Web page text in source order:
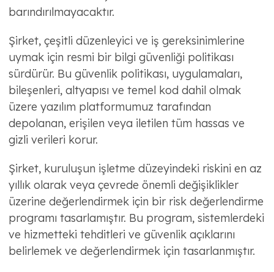
barındırılmayacaktır.
Şirket, çeşitli düzenleyici ve iş gereksinimlerine
uymak için resmi bir bilgi güvenliği politikası
sürdürür. Bu güvenlik politikası, uygulamaları,
bileşenleri, altyapısı ve temel kod dahil olmak
üzere yazılım platformumuz tarafından
depolanan, erişilen veya iletilen tüm hassas ve
gizli verileri korur.
Şirket, kuruluşun işletme düzeyindeki riskini en az
yıllık olarak veya çevrede önemli değişiklikler
üzerine değerlendirmek için bir risk değerlendirme
programı tasarlamıştır. Bu program, sistemlerdeki
ve hizmetteki tehditleri ve güvenlik açıklarını
belirlemek ve değerlendirmek için tasarlanmıştır.